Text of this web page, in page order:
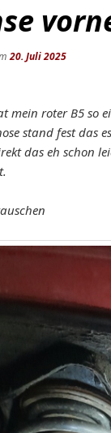
20. Juli 2025
mein roter B5 so
stand fest das
das eh schon